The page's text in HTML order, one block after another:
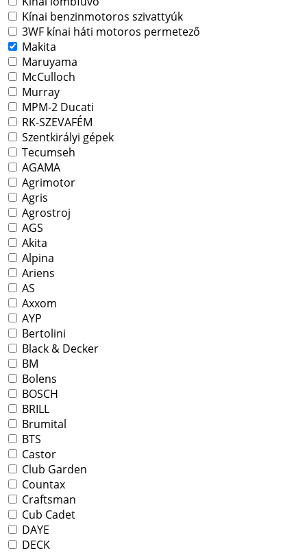
Kínai benzinmotoros szivattyúk
3WF kínai háti motoros permetező
Makita
Maruyama
McCulloch
Murray
MPM-2 Ducati
RK-SZEVAFÉM
Szentkirályi gépek
Tecumseh
AGAMA
Agrimotor
Agris
Agrostroj
AGS
Akita
Alpina
Ariens
AS
Axxom
AYP
Bertolini
Black & Decker
BM
Bolens
BOSCH
BRILL
Brumital
BTS
Castor
Club Garden
Countax
Craftsman
Cub Cadet
DAYE
DECK